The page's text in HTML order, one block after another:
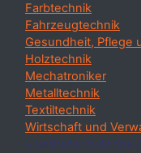
Farbtechnik
Fahrzeugtechnik
Gesundheit, Pflege
Holztechnik
Mechatroniker
Metalltechnik
Textiltechnik
Wirtschaft und
• vollzeitschulische